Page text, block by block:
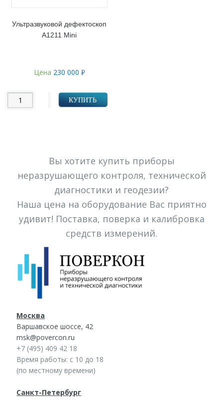
Ультразвуковой дефектоскоп
А1211 Mini
Цена 230 000 Р
КУПИТЬ
Вы хотите купить приборы
неразрушающего контроля, технической
диагностики и геодезии?
Наша цена на оборудование Вас приятно
удивит! Поставка, поверка и калибровка
средств измерений.
Москва
Варшавское шоссе, 42
msk@povercon.ru
+7 (495) 409 42 18
Время работы: с 10 до 18
(по местному времени)
Санкт-Петербург